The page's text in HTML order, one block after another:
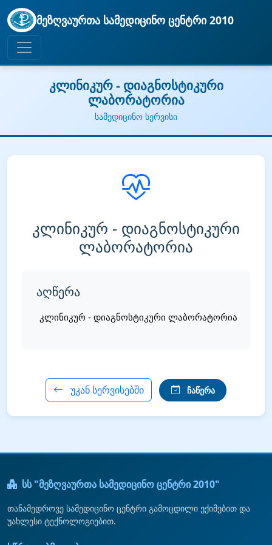
მეზღვაურთა სამედიცინო ცენტრი 2010
კლინიკურ - დიაგნოსტიკური
ლაბორატორია
სამედიცინო სერვისი
კლინიკურ - დიაგნოსტიკური
ლაბორატორია
აღწერა
კლინიკურ - დიაგნოსტიკური ლაბორატორია
უკან სერვისებში ჩაწერა
სს "მეზღვაურთა სამედიცინო ცენტრი 2010"
თანამედროვე სამედიცინო ცენტრი გამოცდილი ექიმებით და
უახლესი ტექნოლოგიებით.